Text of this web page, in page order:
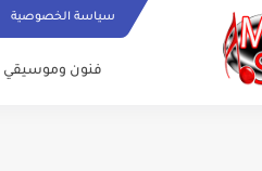
google.com, pub-
سياسة الخصوصية
فنون وموسيقي